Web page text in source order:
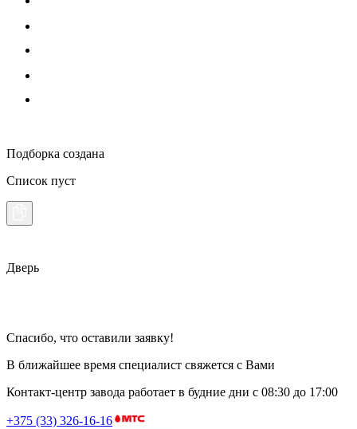
Подборка создана
Список пуст
Дверь
Спасибо, что оставили заявку!
В ближайшее время специалист свяжется с Вами
Контакт-центр завода работает в будние дни с 08:30 до 17:00
+375 (33) 326-16-16